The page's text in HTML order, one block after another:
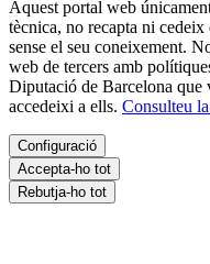
Aquest portal web
tècnica, no recapta ni cedeix
sense el seu coneixement.
web de tercers amb
Diputació de Barcelona que
accedeixi a ells. Consulteu
Configuració
Accepta-ho tot
Rebutja-ho tot